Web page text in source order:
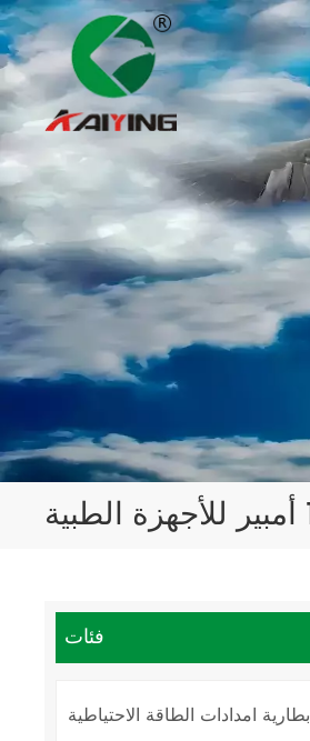
فئات
بطارية امدادات الطاقة الاحتياطية